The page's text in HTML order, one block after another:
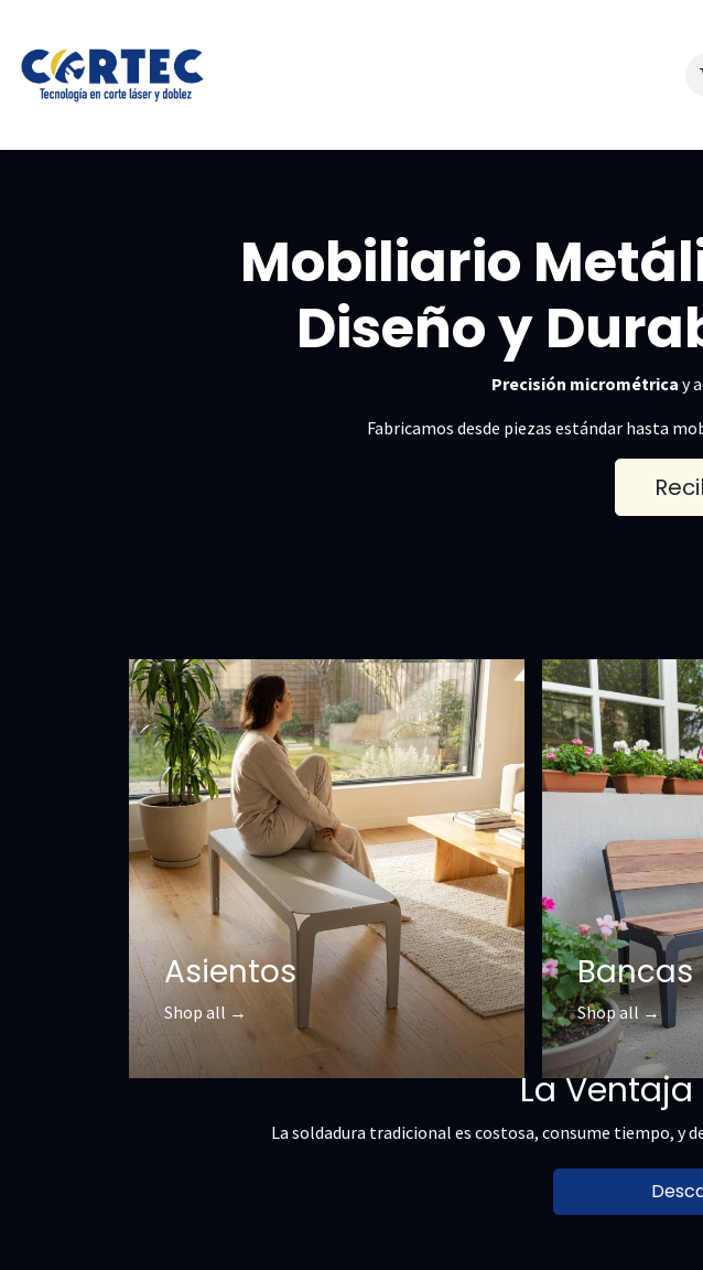
Asientos
Shop all →
Bancas
Shop all →
Mobiliario
Diseño y
Precisión micrométrica y
Fabricamos desde piezas estándar hasta
La Ventaja
La soldadura tradicional es costosa, consume tiempo, y